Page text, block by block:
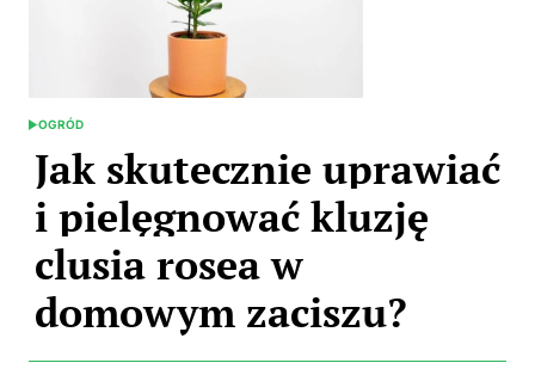
POSTED
OGRÓD
Jak skutecznie uprawiać
i pielęgnować kluzję
clusia rosea w
domowym zaciszu?